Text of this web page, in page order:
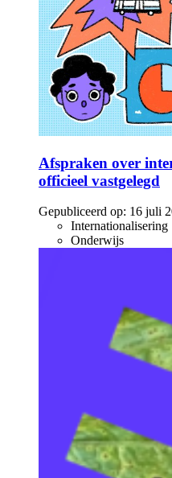
Afspraken over
officieel vastgelegd
Gepubliceerd op: 16 juli
Internationalisering
Onderwijs